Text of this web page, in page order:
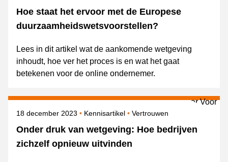
Hoe staat het ervoor met de Europese
duurzaamheidswetsvoorstellen?
Lees in dit artikel wat de aankomende wetgeving
inhoudt, hoe ver het proces is en wat het gaat
betekenen voor de online ondernemer.
Onder druk van wetgeving: Hoe bedrijven
zichzelf opnieuw uitvinden
Gepubliceerd op
18 december 2023 Kennisartikel Onderwerpen
Vertrouwen